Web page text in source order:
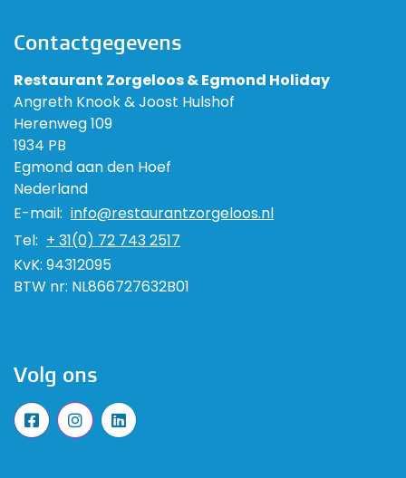
Contactgegevens
Restaurant Zorgeloos & Egmond Holiday
Angreth Knook & Joost Hulshof
Herenweg 109
1934 PB
Egmond aan den Hoef
Nederland
E-mail: info@restaurantzorgeloos.nl
Tel: + 31(0) 72 743 2517
KvK: 94312095
BTW nr: NL866727632B01
Volg ons